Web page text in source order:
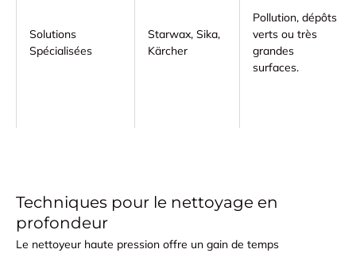
Solutions
Spécialisées
Starwax, Sika,
Kärcher
Pollution, dépôts
verts ou très
grandes
surfaces.
Techniques pour le nettoyage en
profondeur
Le nettoyeur haute pression offre un gain de temps